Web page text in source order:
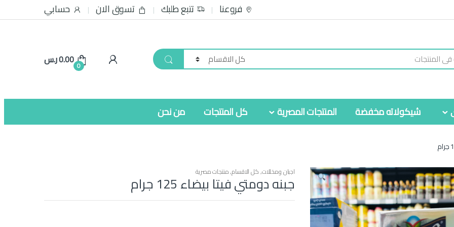
فروعنا تتبع طلبك تسوق الان حسابي
0
0.00ر.س
شيكولاته مخفضة المنتجات المصرية كل المنتجات من نحن
اجبان ومخللات,كل الاقسام,منتجات مصرية
جبنه دومتي فيتا بيضاء 125 جرام